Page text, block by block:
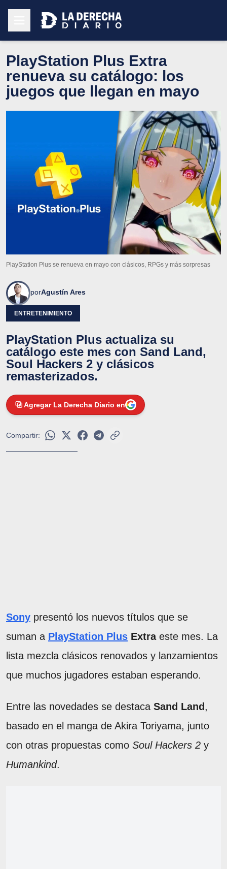
PlayStation Plus Extra
renueva su catálogo: los
juegos que llegan en mayo
PlayStation Plus se renueva en mayo con clásicos, RPGs y más sorpresas
porAgustín Ares
ENTRETENIMIENTO
PlayStation Plus actualiza su
catálogo este mes con Sand Land,
Soul Hackers 2 y clásicos
remasterizados.
Agregar La Derecha Diario en
Compartir:
Sony presentó los nuevos títulos que se
suman a PlayStation Plus Extraeste mes. La
lista mezcla clásicos renovados y lanzamientos
que muchos jugadores estaban esperando.
Entre las novedades se destaca Sand Land ,
basado en el manga de Akira Toriyama, junto
con otras propuestas como Soul Hackers 2 y
Humankind.